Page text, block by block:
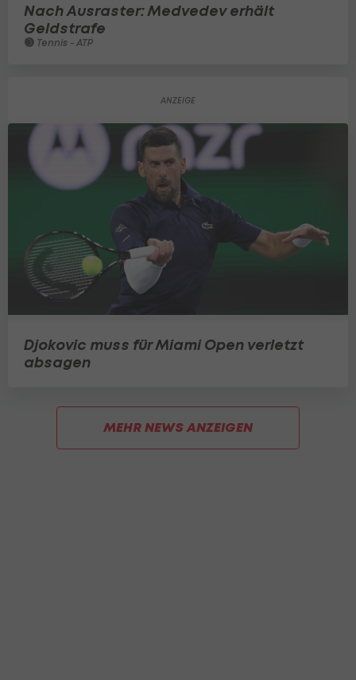
Nach Ausraster: Medvedev erhält
Geldstrafe
Tennis - ATP
Djokovic muss für Miami Open verletzt
absagen
MEHR NEWS ANZEIGEN